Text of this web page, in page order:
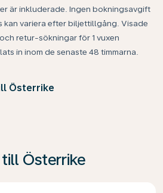
är inkluderade. Ingen bokningsavgift
kan variera efter biljettillgång. Visade
retur-sökningar för 1 vuxen
in inom de senaste 48 timmarna.
Österrike
Österrike